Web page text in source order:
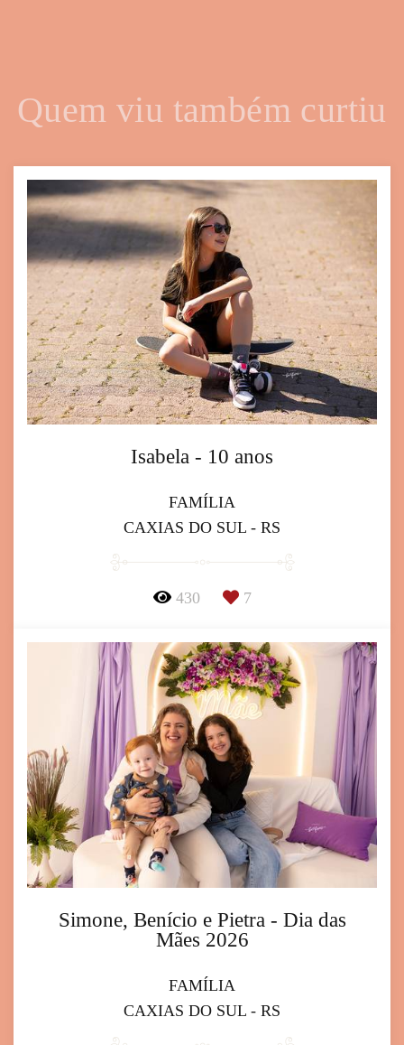
Quem viu também curtiu
Isabela - 10 anos
FAMÍLIA
CAXIAS DO SUL - RS
430 7
Simone, Benício e Pietra - Dia das
Mães 2026
FAMÍLIA
CAXIAS DO SUL - RS